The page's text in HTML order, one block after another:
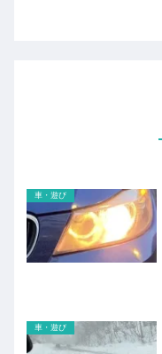
車・遊び
車・遊び